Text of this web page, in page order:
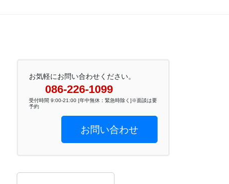
お気軽にお問い合わせください。
086-226-1099
受付時間 9:00-21:00 [年中無休：緊急時除く]※面談は要
予約
お問い合わせ